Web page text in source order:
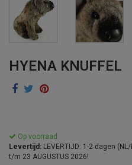
HYENA KNUFFEL
Op voorraad
Levertijd: LEVERTIJD: 1-2 dagen (NL/
t/m 23 AUGUSTUS 2026!